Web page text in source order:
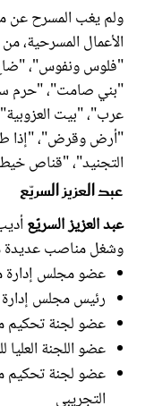
ولم يغب المسرح عن
الأعمال المسرحية،
"بني صامت"، "حرم
عرب"، "بيت
"أرض وقرض"، "إذا
التجنيد"، "قناص
عبد العزيز السريّع
عبد العزيز السريّع
وشغل مناصب عديدة
عضو مجلس إدارة
رئيس مجلس إدارة
عضو لجنة تحكيم
عضو اللجنة العليا
عضو لجنة تحكيم
التجريبي